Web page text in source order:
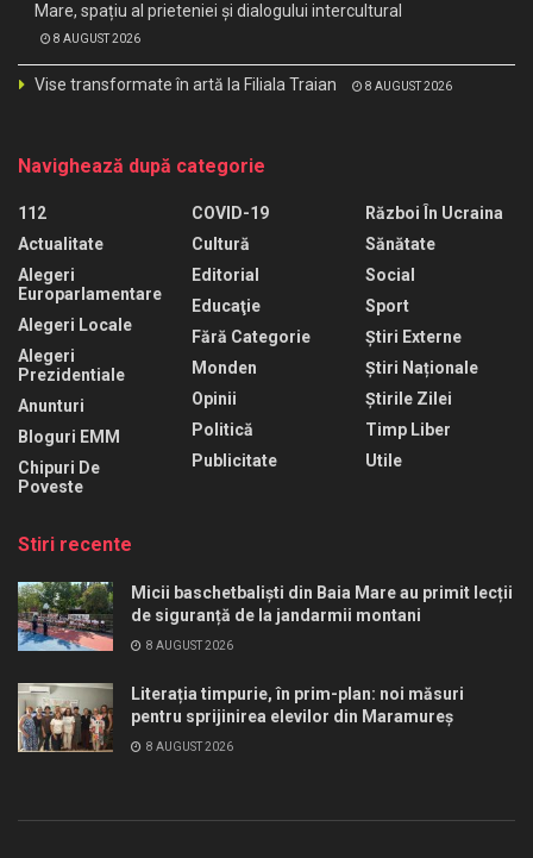
Mare, spațiu al prieteniei și dialogului intercultural
8 AUGUST 2026
Vise transformate în artă la Filiala Traian 8 AUGUST 2026
Navighează după categorie
112
Actualitate
Alegeri
Europarlamentare
Alegeri Locale
Alegeri
Prezidentiale
Anunturi
Bloguri EMM
Chipuri De
Poveste
COVID-19
Cultură
Editorial
Educaţie
Fără Categorie
Monden
Opinii
Politică
Publicitate
Război În Ucraina
Sănătate
Social
Sport
Știri Externe
Știri Naționale
Știrile Zilei
Timp Liber
Utile
Stiri recente
Micii baschetbaliști din Baia Mare au primit lecții
de siguranță de la jandarmii montani
8 AUGUST 2026
Literația timpurie, în prim-plan: noi măsuri
pentru sprijinirea elevilor din Maramureș
8 AUGUST 2026